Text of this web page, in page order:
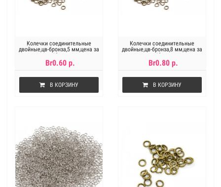
Колечки соединительные
двойные,цв-бронза,5 мм,цена за
10 шт
Br0.60 р.
В КОРЗИНУ
Колечки соединительные
двойные,цв-бронза,8 мм,цена за
10 шт
Br0.80 р.
В КОРЗИНУ